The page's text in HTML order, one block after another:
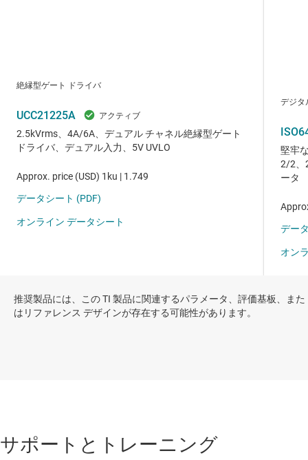
推奨製品には、この TI 製品に関連するパラメータ、評価基板、また
はリファレンス デザインが存在する可能性があります。
サポートとトレーニング